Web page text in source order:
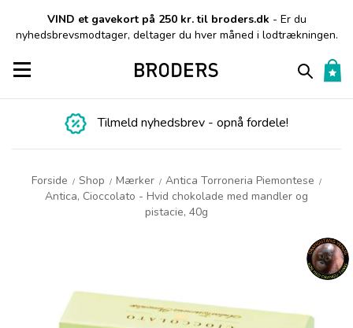
VIND et gavekort på 250 kr. til broders.dk - Er du
nyhedsbrevsmodtager, deltager du hver måned i lodtrækningen.
Toggle navigation
Tilmeld nyhedsbrev - opnå fordele!
Forside / Shop / Mærker / Antica Torroneria Piemontese /
Antica, Cioccolato - Hvid chokolade med mandler og
pistacie, 40g